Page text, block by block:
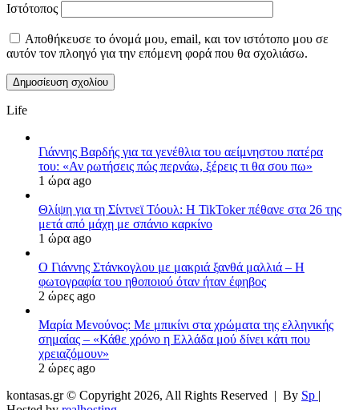
Ιστότοπος
Αποθήκευσε το όνομά μου, email, και τον ιστότοπο μου σε
αυτόν τον πλοηγό για την επόμενη φορά που θα σχολιάσω.
Life
Γιάννης Βαρδής για τα γενέθλια του αείμνηστου πατέρα
του: «Αν ρωτήσεις πώς περνάω, ξέρεις τι θα σου πω»
1 ώρα ago
Θλίψη για τη Σίντνεϊ Τόουλ: Η TikToker πέθανε στα 26 της
μετά από μάχη με σπάνιο καρκίνο
1 ώρα ago
Ο Γιάννης Στάνκογλου με μακριά ξανθά μαλλιά – Η
φωτογραφία του ηθοποιού όταν ήταν έφηβος
2 ώρες ago
Μαρία Μενούνος: Με μπικίνι στα χρώματα της ελληνικής
σημαίας – «Κάθε χρόνο η Ελλάδα μού δίνει κάτι που
χρειαζόμουν»
2 ώρες ago
kontasas.gr © Copyright 2026, All Rights Reserved | By Sp |